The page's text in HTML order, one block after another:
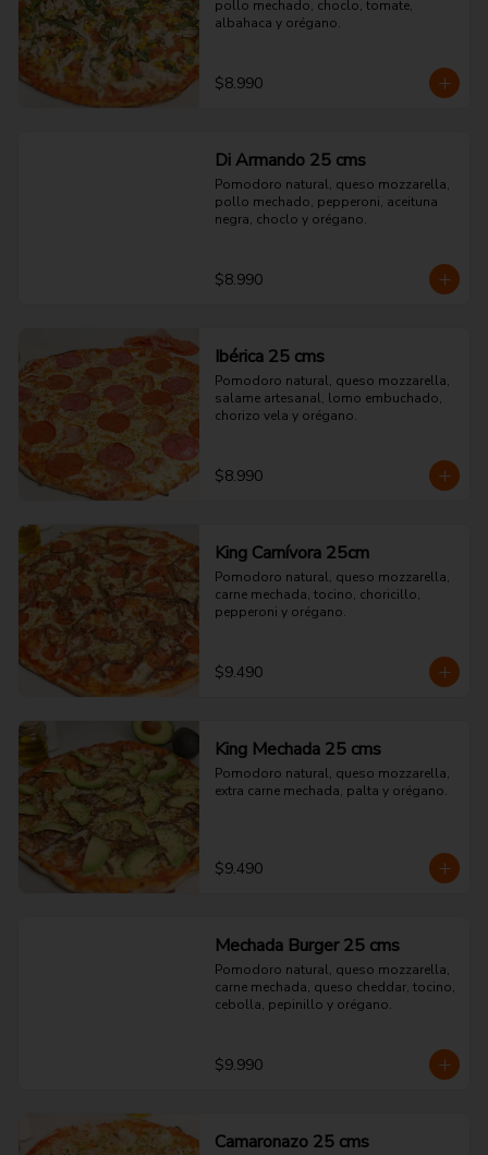
pollo mechado, choclo, tomate,
albahaca y orégano.
$8.990
Di Armando 25 cms
Pomodoro natural, queso mozzarella,
pollo mechado, pepperoni, aceituna
negra, choclo y orégano.
$8.990
Ibérica 25 cms
Pomodoro natural, queso mozzarella,
salame artesanal, lomo embuchado,
chorizo vela y orégano.
$8.990
King Carnívora 25cm
Pomodoro natural, queso mozzarella,
carne mechada, tocino, choricillo,
pepperoni y orégano.
$9.490
King Mechada 25 cms
Pomodoro natural, queso mozzarella,
extra carne mechada, palta y orégano.
$9.490
Mechada Burger 25 cms
Pomodoro natural, queso mozzarella,
carne mechada, queso cheddar, tocino,
cebolla, pepinillo y orégano.
$9.990
Camaronazo 25 cms